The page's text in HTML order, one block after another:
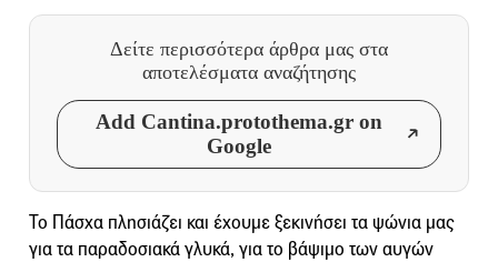
Δείτε περισσότερα άρθρα μας στα
αποτελέσματα αναζήτησης
Add Cantina.protothema.gr on
Google
Το Πάσχα πλησιάζει και έχουμε ξεκινήσει τα ψώνια μας
για τα παραδοσιακά γλυκά, για το βάψιμο των αυγών